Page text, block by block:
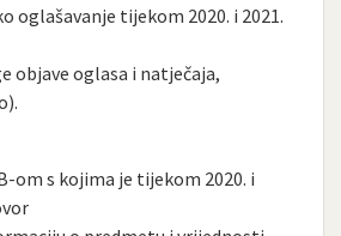
oglašavanje tijekom 2020. i 2021.
objave oglasa i natječaja,
om s kojima je tijekom 2020. i